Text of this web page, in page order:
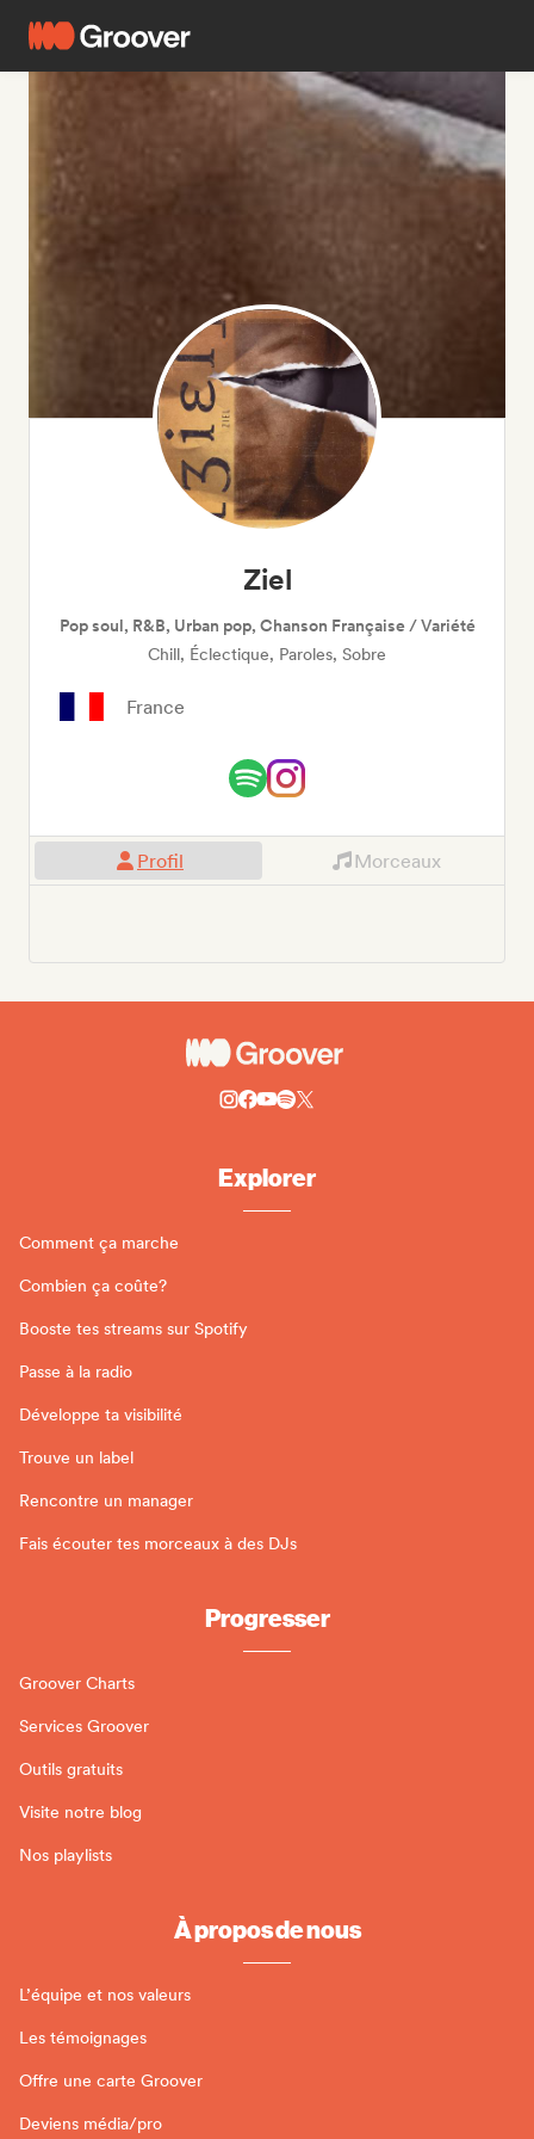
Ziel
Pop soul, R&B, Urban pop, Chanson Française / Variété
Chill, Éclectique, Paroles, Sobre
France
Profil Morceaux
Explorer
Comment ça marche
Combien ça coûte?
Booste tes streams sur Spotify
Passe à la radio
Développe ta visibilité
Trouve un label
Rencontre un manager
Fais écouter tes morceaux à des DJs
Progresser
Groover Charts
Services Groover
Outils gratuits
Visite notre blog
Nos playlists
À propos de nous
L’équipe et nos valeurs
Les témoignages
Offre une carte Groover
Deviens média/pro